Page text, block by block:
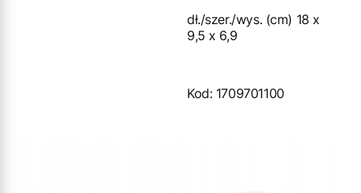
dł./szer./wys. (cm) 18 x
9,5 x 6,9
Kod: 1709701100